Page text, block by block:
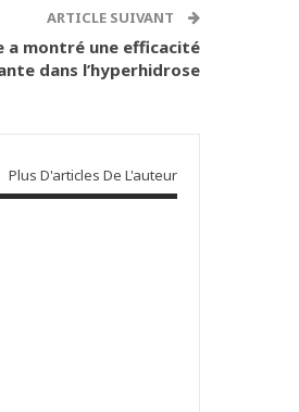
ARTICLE SUIVANT
montré une efficacité
dans l’hyperhidrose
Plus D'articles De L'auteur